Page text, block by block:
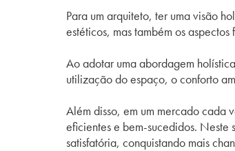
Para um arquiteto, ter uma visão
estéticos, mas também os
Ao adotar uma abordagem
utilização do espaço, o conforto
Além disso, em um mercado cada
eficientes e bem-sucedidos. Neste
satisfatória, conquistando mais